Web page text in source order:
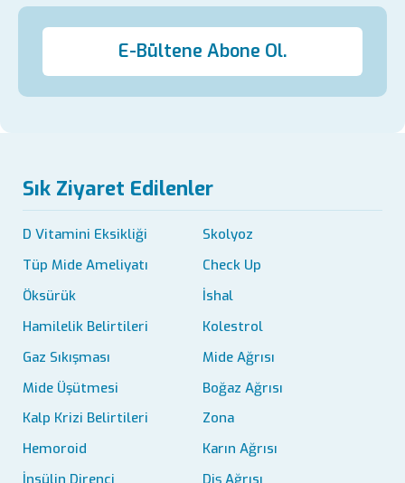
E-Bültene Abone Ol.
Sık Ziyaret Edilenler
D Vitamini Eksikliği
Skolyoz
Tüp Mide Ameliyatı
Check Up
Öksürük
İshal
Hamilelik Belirtileri
Kolestrol
Gaz Sıkışması
Mide Ağrısı
Mide Üşütmesi
Boğaz Ağrısı
Kalp Krizi Belirtileri
Zona
Hemoroid
Karın Ağrısı